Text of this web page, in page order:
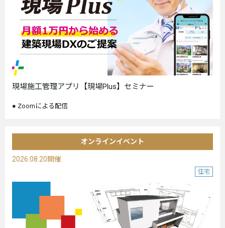
現場施工管理アプリ【現場Plus】セミナー
Zoomによる配信
オンラインイベント
2026.08.20開催
住宅